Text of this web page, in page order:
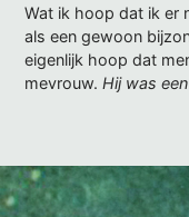
Wat ik hoop dat ik er
als een gewoon
eigenlijk hoop dat
mevrouw.Hij was